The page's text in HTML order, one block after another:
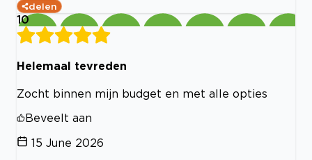
delen
10
Helemaal tevreden
Zocht binnen mijn budget en met alle opties
Beveelt aan
15 June 2026